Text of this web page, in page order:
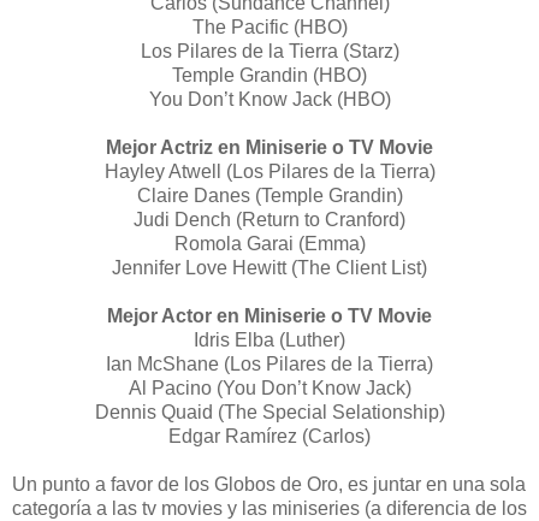
The Pacific (HBO)
Los Pilares de la Tierra (Starz)
Temple Grandin (HBO)
You Don’t Know Jack (HBO)
Mejor Actriz en Miniserie o TV Movie
Hayley Atwell (Los Pilares de la Tierra)
Claire Danes (Temple Grandin)
Judi Dench (Return to Cranford)
Romola Garai (Emma)
Jennifer Love Hewitt (The Client List)
Mejor Actor en Miniserie o TV Movie
Idris Elba (Luther)
Ian McShane (Los Pilares de la Tierra)
Al Pacino (You Don’t Know Jack)
Dennis Quaid (The Special Selationship)
Edgar Ramírez (Carlos)
Un punto a favor de los Globos de Oro, es juntar en una sola
categoría a las tv movies y las miniseries (a diferencia de los